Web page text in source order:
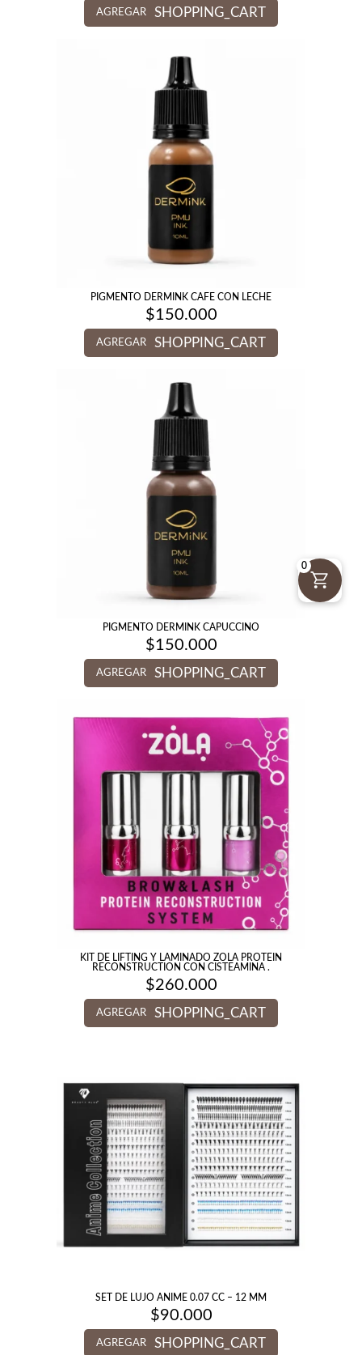
AGREGAR SHOPPING_CART
PIGMENTO DERMINK CAFE CON LECHE
$150.000
AGREGAR SHOPPING_CART
PIGMENTO DERMINK CAPUCCINO
$150.000
AGREGAR SHOPPING_CART
KIT DE LIFTING Y LAMINADO ZOLA PROTEIN
RECONSTRUCTION CON CISTEAMINA .
$260.000
AGREGAR SHOPPING_CART
SET DE LUJO ANIME 0.07 CC – 12 MM
$90.000
AGREGAR SHOPPING_CART
0